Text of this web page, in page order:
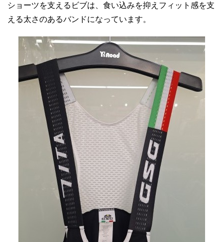
ショーツを支えるビブは、食い込みを抑えフィット感を支
える太さのあるバンドになっています。